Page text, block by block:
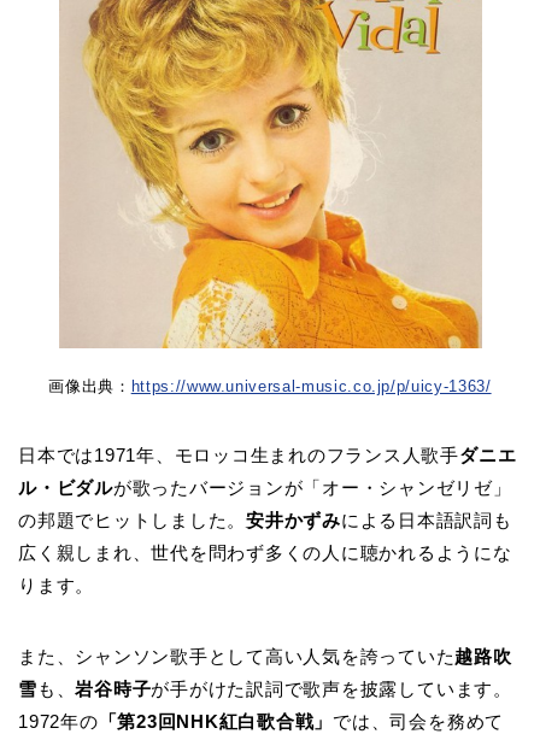
画像出典： https://www.universal-music.co.jp/p/uicy-1363/
日本では1971年、モロッコ生まれのフランス人歌手ダニエ
ル・ビダルが歌ったバージョンが「オー・シャンゼリゼ」
の邦題でヒットしました。安井かずみによる日本語訳詞も
広く親しまれ、世代を問わず多くの人に聴かれるようにな
ります。
また、シャンソン歌手として高い人気を誇っていた越路吹
雪も、岩谷時子が手がけた訳詞で歌声を披露しています。
1972年の 「第23回NHK紅白歌合戦」 では、司会を務めて